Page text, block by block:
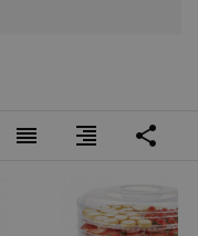
reorder format_align_right share